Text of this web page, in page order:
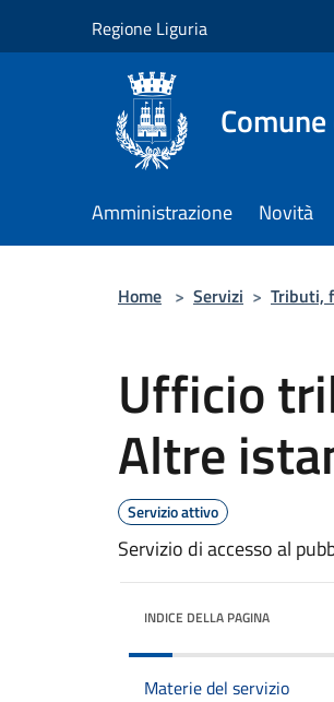
Regione Liguria
Amministrazione Novità
Home > Servizi > Tributi,
Ufficio
Altre
Servizio attivo
Servizio di accesso al
INDICE DELLA PAGINA
Materie del servizio